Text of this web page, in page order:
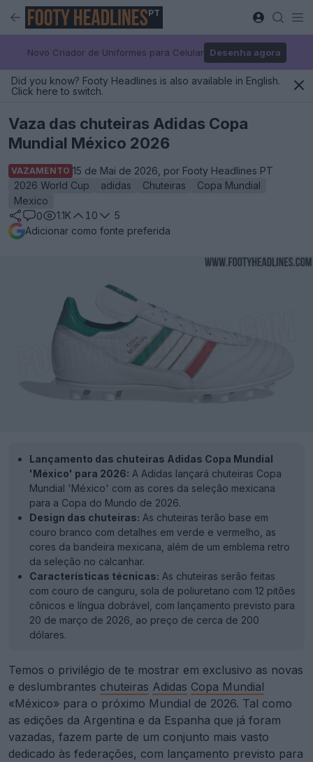
PT
Novo Criador de Uniformes para Celular Desenha agora
Did you know? Footy Headlines is also available in English.
Click here to switch.
Vaza das chuteiras Adidas Copa
Mundial México 2026
VAZAMENTO 15 de Mai de 2026, por Footy Headlines PT
2026 World Cup
adidas Chuteiras
Copa Mundial
Mexico
0
1.1K 10
5
Adicionar como fonte preferida
Lançamento das chuteiras Adidas Copa Mundial
'México' para 2026: A Adidas lançará chuteiras Copa
Mundial 'México' com as cores da seleção mexicana
para a Copa do Mundo de 2026.
Design das chuteiras: As chuteiras terão base em
couro branco com detalhes em verde e vermelho, as
cores da bandeira mexicana, além de um emblema retro
da seleção no calcanhar.
Características técnicas: As chuteiras serão feitas
com couro de canguru, sola de poliuretano com 12 pitões
cônicos e língua dobrável, com lançamento previsto para
20 de março de 2026, ao preço de cerca de 200
dólares.
Temos o privilégio de te mostrar em exclusivo as novas
e deslumbrantes chuteiras Adidas Copa Mundial
«México» para o próximo Mundial de 2026. Tal como
as edições da Argentina e da Espanha que já foram
vazadas, fazem parte de um conjunto mais vasto
dedicado às federações, com lançamento previsto para